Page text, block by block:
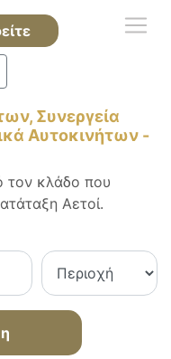
Συνεργεία
Αυτοκινήτων -
τον κλάδο που
Αετοί.